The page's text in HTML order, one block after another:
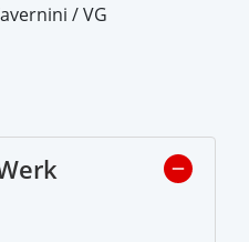
/ VG